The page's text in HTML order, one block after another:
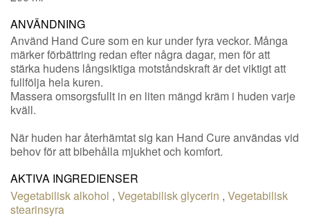
ANVÄNDNING
Använd Hand Cure som en kur under fyra veckor. Många
märker förbättring redan efter några dagar, men för att
stärka hudens långsiktiga motståndskraft är det viktigt att
fullfölja hela kuren.
Massera omsorgsfullt in en liten mängd kräm i huden varje
kväll.
När huden har återhämtat sig kan Hand Cure användas vid
behov för att bibehålla mjukhet och komfort.
AKTIVA INGREDIENSER
Vegetabilisk alkohol , Vegetabilisk glycerin , Vegetabilisk
stearinsyra